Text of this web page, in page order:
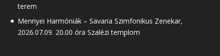
terem
Mennyei Harmóniák – Savaria Szimfonikus Zenekar,
2026.07.09. 20.00 óra Szalézi templom